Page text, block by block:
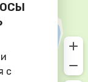
с